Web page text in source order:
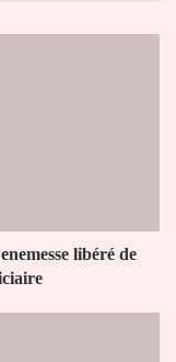
libéré de